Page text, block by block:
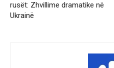
rusët: Zhvillime dramatike në
Ukrainë